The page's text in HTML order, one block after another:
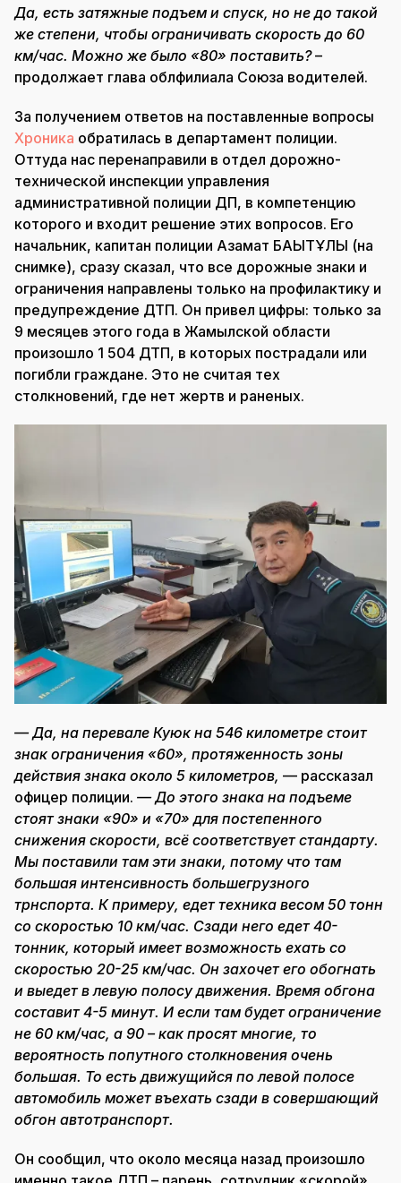
Да, есть затяжные подъем и спуск, но не до такой
же степени, чтобы ограничивать скорость до 60
км/час. Можно же было «80» поставить?–
продолжает глава облфилиала Союза водителей.
За получением ответов на поставленные вопросы
Хроника обратилась в департамент полиции.
Оттуда нас перенаправили в отдел дорожно-
технической инспекции управления
административной полиции ДП, в компетенцию
которого и входит решение этих вопросов. Его
начальник, капитан полиции Азамат БАҚЫТҰЛЫ (на
снимке), сразу сказал, что все дорожные знаки и
ограничения направлены только на профилактику и
предупреждение ДТП. Он привел цифры: только за
9 месяцев этого года в Жамылской области
произошло 1 504 ДТП, в которых пострадали или
погибли граждане. Это не считая тех
столкновений, где нет жертв и раненых.
— Да, на перевале Куюк на 546 километре стоит
знак ограничения «60», протяженность зоны
действия знака около 5 километров, — рассказал
офицер полиции. — До этого знака на подъеме
стоят знаки «90» и «70» для постепенного
снижения скорости, всё соответствует стандарту.
Мы поставили там эти знаки, потому что там
большая интенсивность большегрузного
трнспорта. К примеру, едет техника весом 50 тонн
со скоростью 10 км/час. Сзади него едет 40-
тонник, который имеет возможность ехать со
скоростью 20-25 км/час. Он захочет его обогнать
и выедет в левую полосу движения. Время обгона
составит 4-5 минут. И если там будет ограничение
не 60 км/час, а 90 – как просят многие, то
вероятность попутного столкновения очень
большая. То есть движущийся по левой полосе
автомобиль может въехать сзади в совершающий
обгон автотранспорт.
Он сообщил, что около месяца назад произошло